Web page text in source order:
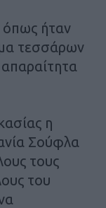
όπως ήταν
τεσσάρων
η
Σούφλα
τους
του